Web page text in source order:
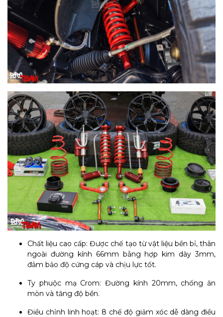
Chất liệu cao cấp: Được chế tạo từ vật liệu bền bỉ, thân
ngoài đường kính 66mm bằng hợp kim dày 3mm,
đảm bảo độ cứng cáp và chịu lực tốt.
Ty phuộc mạ Crom: Đường kính 20mm, chống ăn
mòn và tăng độ bền.
Điều chỉnh linh hoạt: 8 chế độ giảm xóc dễ dàng điều